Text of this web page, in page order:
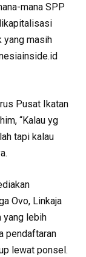
mana SPP
yang masih
Pusat Ikatan
“Kalau yg
tapi kalau
Ovo, Linkaja
yang lebih
pendaftaran
lewat ponsel.